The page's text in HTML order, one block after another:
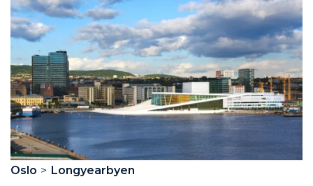
Oslo
Longyearbyen